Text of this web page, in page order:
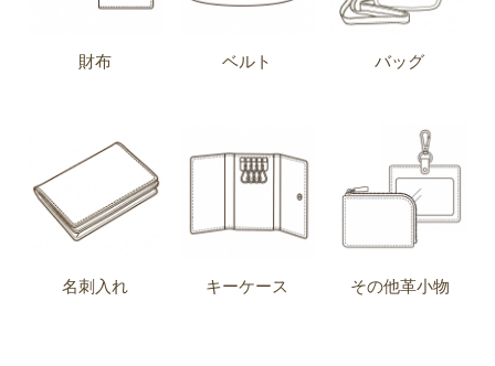
財布 ベルト バッグ
名刺入れ キーケース その他革小物